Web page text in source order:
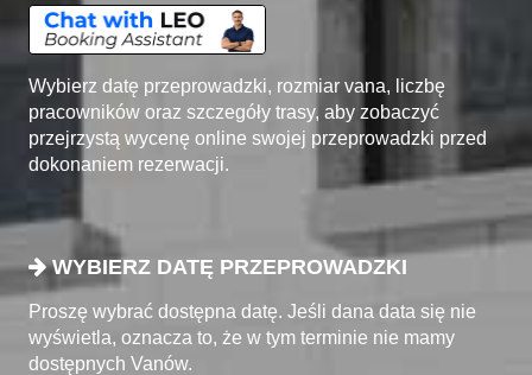
Wybierz datę przeprowadzki, rozmiar vana, liczbę
pracowników oraz szczegóły trasy, aby zobaczyć
przejrzystą wycenę online swojej przeprowadzki przed
dokonaniem rezerwacji.
WYBIERZ DATĘ PRZEPROWADZKI
Proszę wybrać dostępna datę. Jeśli dana data się nie
wyświetla, oznacza to, że w tym terminie nie mamy
dostępnych Vanów.